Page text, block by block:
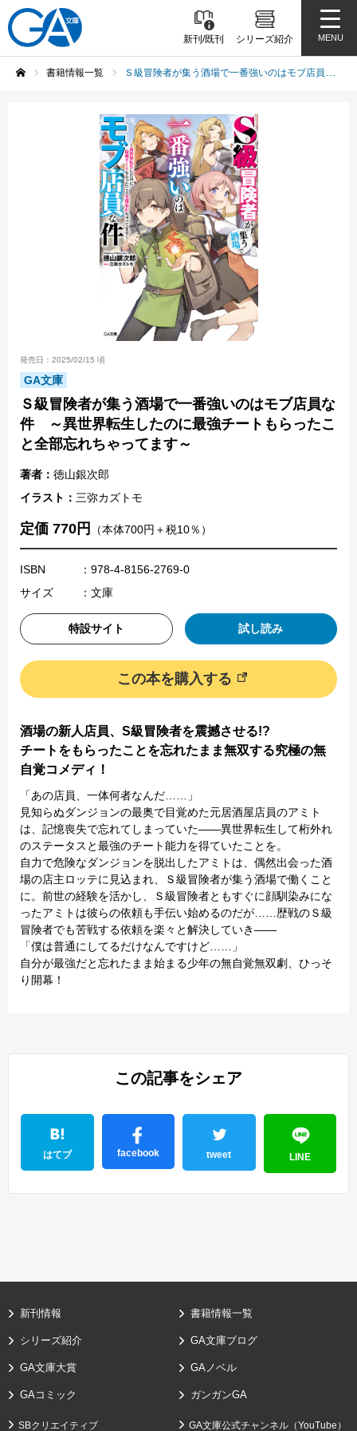
新刊/既刊 シリーズ紹介 MENU
書籍情報一覧 Ｓ級冒険者が集う酒場で一番強いのはモブ店員な件 ～異世界転生したのに最強チートもらったこと全部忘れちゃってます～
発売日：2025/02/15 頃
GA文庫
Ｓ級冒険者が集う酒場で一番強いのはモブ店員な
件 ～異世界転生したのに最強チートもらったこ
と全部忘れちゃってます～
著者： 徳山銀次郎
イラスト： 三弥カズトモ
定価 770円 （本体700円＋税10％）
ISBN
：978-4-8156-2769-0
サイズ
：文庫
特設サイト 試し読み
この本を購入する
酒場の新人店員、S級冒険者を震撼させる!?
チートをもらったことを忘れたまま無双する究極の無
自覚コメディ！
「あの店員、一体何者なんだ……」
見知らぬダンジョンの最奥で目覚めた元居酒屋店員のアミト
は、記憶喪失で忘れてしまっていた――異世界転生して桁外れ
のステータスと最強のチート能力を得ていたことを。
自力で危険なダンジョンを脱出したアミトは、偶然出会った酒
場の店主ロッテに見込まれ、Ｓ級冒険者が集う酒場で働くこと
に。前世の経験を活かし、Ｓ級冒険者ともすぐに顔馴染みにな
ったアミトは彼らの依頼も手伝い始めるのだが……歴戦のＳ級
冒険者でも苦戦する依頼を楽々と解決していき――
「僕は普通にしてるだけなんですけど……」
自分が最強だと忘れたまま始まる少年の無自覚無双劇、ひっそ
り開幕！
この記事をシェア
はてブ facebook tweet LINE
新刊情報 書籍情報一覧
シリーズ紹介 GA文庫ブログ
GA文庫大賞 GAノベル
GAコミック ガンガンGA
SBクリエイティブ GA文庫公式チャンネル（YouTube）